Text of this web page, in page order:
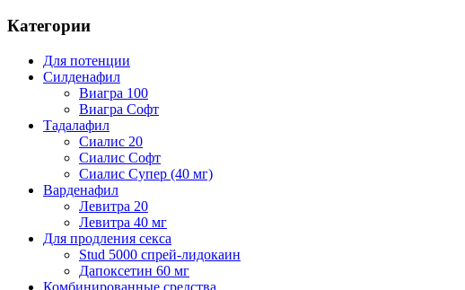
Категории
Для потенции
Силденафил
Виагра 100
Виагра Софт
Тадалафил
Сиалис 20
Сиалис Софт
Сиалис Супер (40 мг)
Варденафил
Левитра 20
Левитра 40 мг
Для продления секса
Stud 5000 спрей-лидокаин
Дапоксетин 60 мг
Комбинированные средства